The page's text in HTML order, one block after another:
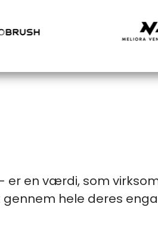
er en værdi, som
hele deres